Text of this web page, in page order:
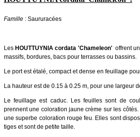
Famille : Saururacées
Les HOUTTUYNIA cordata 'Chameleon' offrent
massifs, bordures, bacs pour terrasses ou bassins.
Le port est étalé, compact et dense en feuillage
La hauteur est de 0.15 à 0.25 m, pour une largeur
Le feuillage est caduc. Les feuilles sont de
prennent une coloration jaune crème sur les
une superbe coloration rouge feu. Elles sont
tiges et sont de petite taille.